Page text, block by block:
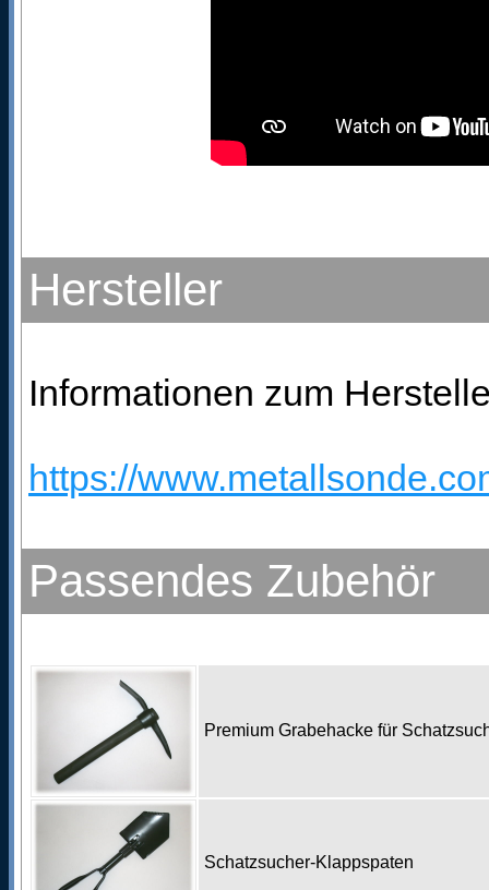
Hersteller
Informationen zum
https://
Passendes Zubehör
Premium Grabehacke für
Schatzsucher-Klappspaten